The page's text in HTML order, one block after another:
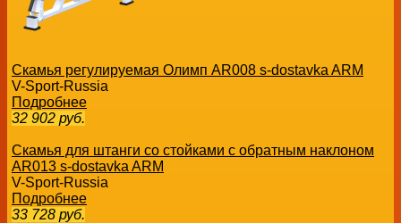
Скамья регулируемая Олимп AR008 s-dostavka ARM
V-Sport-Russia
Подробнее
32 902 руб.
Скамья для штанги со стойками с обратным наклоном
AR013 s-dostavka ARM
V-Sport-Russia
Подробнее
33 728 руб.